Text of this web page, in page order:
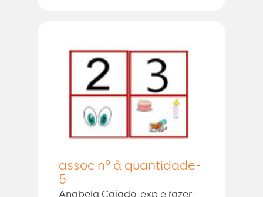
assoc nº à quantidade-
5
Anabela Caiado-exp e fazer